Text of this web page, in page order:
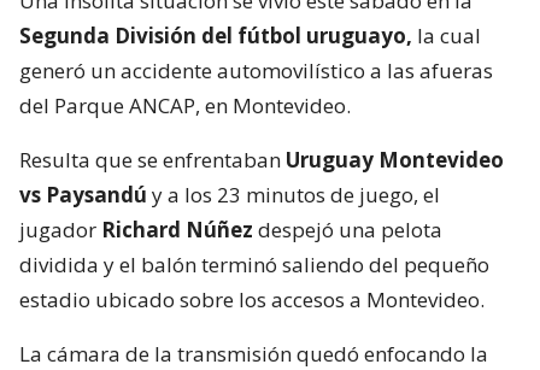
Segunda División del fútbol uruguayo, la cual
generó un accidente automovilístico a las afueras
del Parque ANCAP, en Montevideo.
Resulta que se enfrentaban Uruguay Montevideo
vs Paysandú y a los 23 minutos de juego, el
jugador Richard Núñez despejó una pelota
dividida y el balón terminó saliendo del pequeño
estadio ubicado sobre los accesos a Montevideo.
La cámara de la transmisión quedó enfocando la